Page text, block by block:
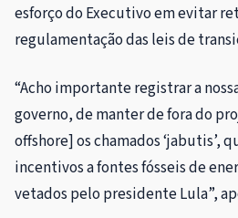
esforço do Executivo em evitar
regulamentação das leis de
“Acho importante registrar a
governo, de manter de fora do
offshore] os chamados ‘jabutis’,
incentivos a fontes fósseis de
vetados pelo presidente Lula”,